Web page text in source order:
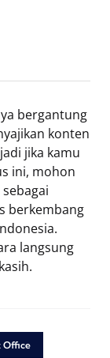
bergantung
konten
jika kamu
ini, mohon
berkembang
langsung
Office